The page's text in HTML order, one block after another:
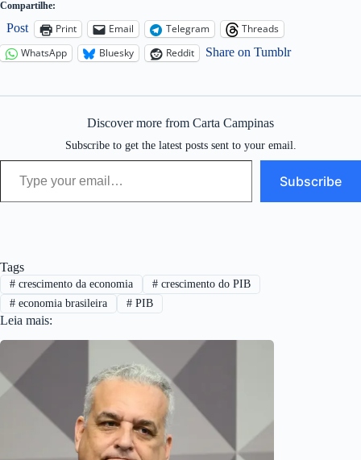
Compartilhe:
Post Print Email Telegram
Threads
WhatsApp
Bluesky Reddit Share on Tumblr
Discover more from Carta Campinas
Subscribe to get the latest posts sent to your email.
Type your email…
Subscribe
Tags
#crescimento da economia #crescimento do PIB
#economia brasileira #PIB
Leia mais: